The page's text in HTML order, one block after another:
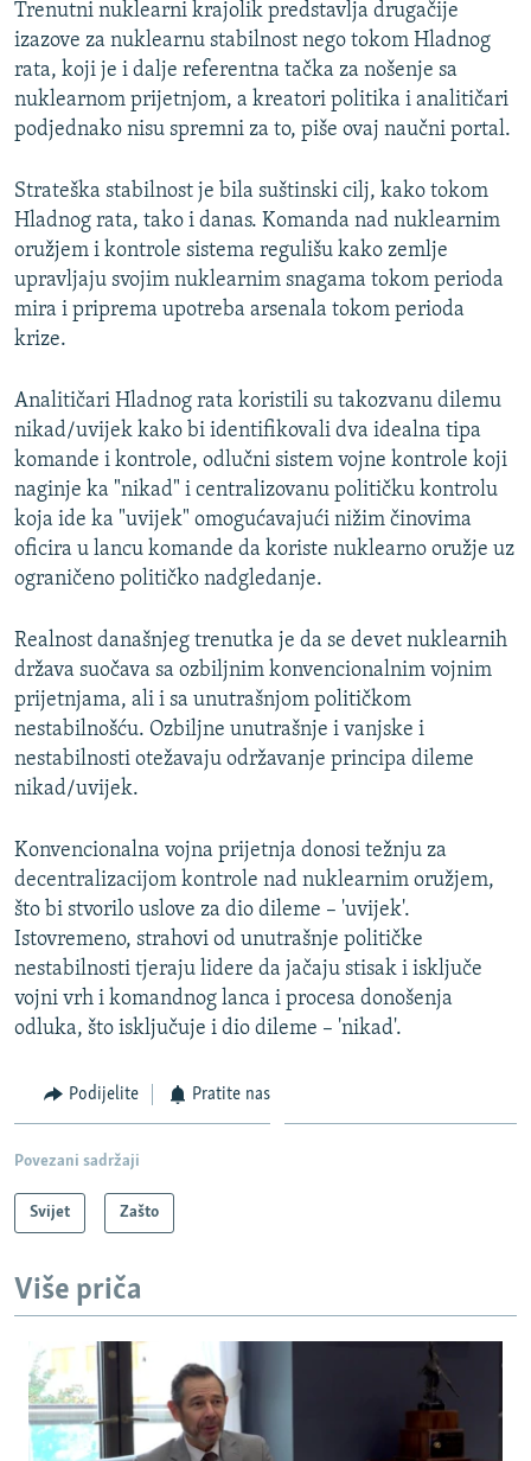
Trenutni nuklearni krajolik predstavlja drugačije
izazove za nuklearnu stabilnost nego tokom Hladnog
rata, koji je i dalje referentna tačka za nošenje sa
nuklearnom prijetnjom, a kreatori politika i analitičari
podjednako nisu spremni za to, piše ovaj naučni portal.
Strateška stabilnost je bila suštinski cilj, kako tokom
Hladnog rata, tako i danas. Komanda nad nuklearnim
oružjem i kontrole sistema regulišu kako zemlje
upravljaju svojim nuklearnim snagama tokom perioda
mira i priprema upotreba arsenala tokom perioda
krize.
Analitičari Hladnog rata koristili su takozvanu dilemu
nikad/uvijek kako bi identifikovali dva idealna tipa
komande i kontrole, odlučni sistem vojne kontrole koji
naginje ka "nikad" i centralizovanu političku kontrolu
koja ide ka "uvijek" omogućavajući nižim činovima
oficira u lancu komande da koriste nuklearno oružje uz
ograničeno političko nadgledanje.
Realnost današnjeg trenutka je da se devet nuklearnih
država suočava sa ozbiljnim konvencionalnim vojnim
prijetnjama, ali i sa unutrašnjom političkom
nestabilnošću. Ozbiljne unutrašnje i vanjske i
nestabilnosti otežavaju održavanje principa dileme
nikad/uvijek.
Konvencionalna vojna prijetnja donosi težnju za
decentralizacijom kontrole nad nuklearnim oružjem,
što bi stvorilo uslove za dio dileme – 'uvijek'.
Istovremeno, strahovi od unutrašnje političke
nestabilnosti tjeraju lidere da jačaju stisak i isključe
vojni vrh i komandnog lanca i procesa donošenja
odluka, što isključuje i dio dileme – 'nikad'.
Podijelite Pratite nas
Povezani sadržaji
Svijet Zašto
Više priča